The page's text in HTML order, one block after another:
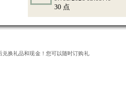
30 点
换礼品和现金！您可以随时订购礼